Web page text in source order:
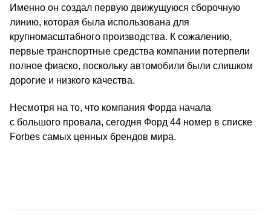
Именно он создал первую движущуюся сборочную
линию, которая была использована для
крупномасштабного производства. К сожалению,
первые транспортные средства компании потерпели
полное фиаско, поскольку автомобили были слишком
дорогие и низкого качества.
Несмотря на то, что компания Форда начала
с большого провала, сегодня Форд 44 номер в списке
Forbes самых ценных брендов мира.